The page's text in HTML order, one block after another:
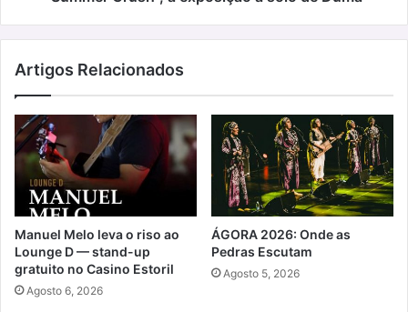
Artigos Relacionados
Manuel Melo leva o riso ao
Lounge D — stand-up
gratuito no Casino Estoril
Agosto 6, 2026
ÁGORA 2026: Onde as
Pedras Escutam
Agosto 5, 2026